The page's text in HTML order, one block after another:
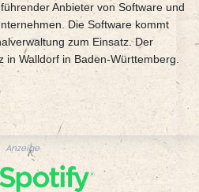
Anbieter von Software und
Die Software kommt
zum Einsatz. Der
in Walldorf in Baden-Württemberg.
Anzeige